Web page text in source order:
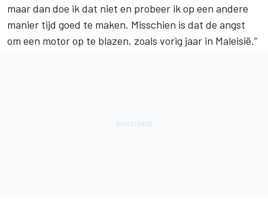
maar dan doe ik dat niet en probeer ik op een andere
manier tijd goed te maken. Misschien is dat de angst
om een motor op te blazen, zoals vorig jaar in Maleisië.”